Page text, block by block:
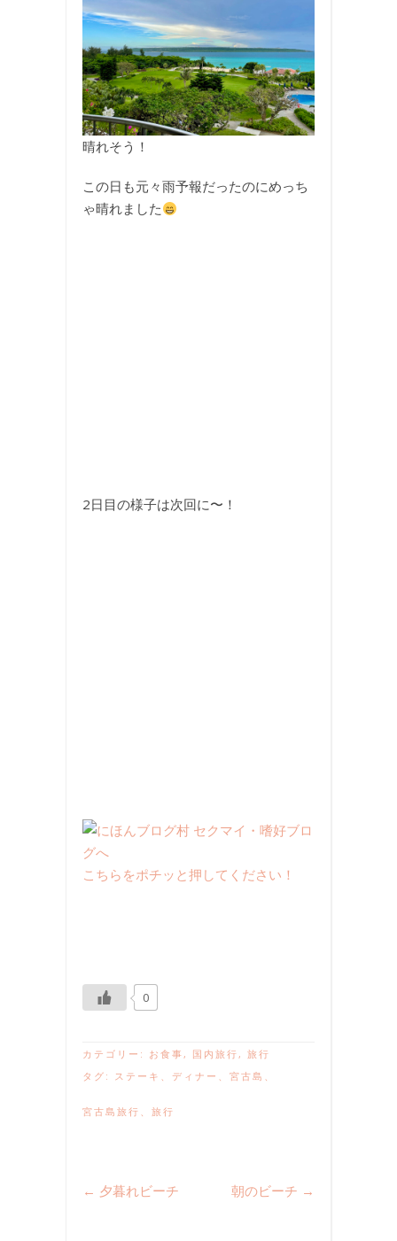
晴れそう！
この日も元々雨予報だったのにめっち
ゃ晴れました
2日目の様子は次回に〜！
こちらをポチッと押してください！
0
カテゴリー: お食事, 国内旅行, 旅行
タグ: ステーキ 、 ディナー 、 宮古島 、
宮古島旅行 、 旅行
← 夕暮れビーチ 朝のビーチ →